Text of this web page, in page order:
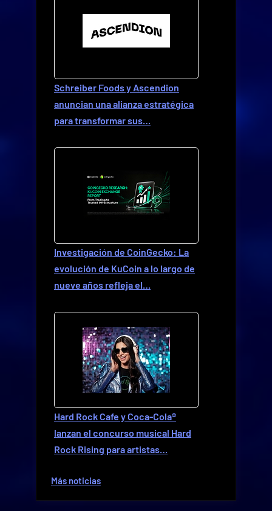
Schreiber Foods y Ascendion
anuncian una alianza estratégica
para transformar sus…
Investigación de CoinGecko: La
evolución de KuCoin a lo largo de
nueve años refleja el…
Hard Rock Cafe y Coca-Cola®
lanzan el concurso musical Hard
Rock Rising para artistas…
Más noticias